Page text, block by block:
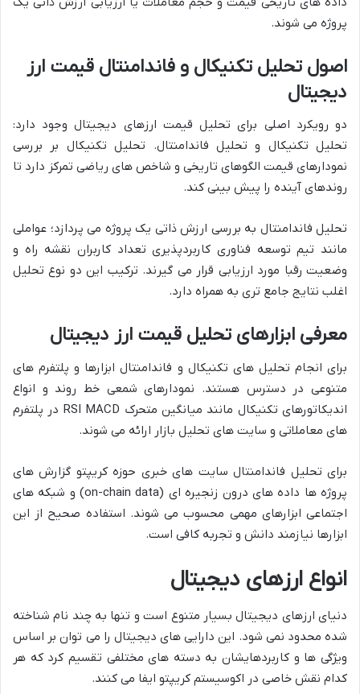
پروژه می شوند.
اصول تحلیل تکنیکال و فاندامنتال قیمت ارز
دیجیتال
دو رویکرد اصلی برای تحلیل قیمت ارزهای دیجیتال وجود دارد:
تحلیل تکنیکال و تحلیل فاندامنتال. تحلیل تکنیکال بر بررسی
نمودارهای قیمت الگوهای تاریخی و شاخص های ریاضی تمرکز دارد تا
روندهای آینده را پیش بینی کند.
تحلیل فاندامنتال به بررسی ارزش ذاتی یک پروژه می پردازد؛ عواملی
مانند تیم توسعه فناوری کاربردپذیری تعداد کاربران نقشه راه و
وضعیت رقبا مورد ارزیابی قرار می گیرند. ترکیب این دو نوع تحلیل
اغلب نتایج جامع تری به همراه دارد.
معرفی ابزارهای تحلیل قیمت ارز دیجیتال
برای انجام تحلیل های تکنیکال و فاندامنتال ابزارها و پلتفرم های
متنوعی در دسترس هستند. نمودارهای شمعی خط روند و انواع
اندیکاتورهای تکنیکال مانند میانگین متحرک RSI MACD در پلتفرم
های معاملاتی و سایت های تحلیل بازار ارائه می شوند.
برای تحلیل فاندامنتال سایت های خبری حوزه کریپتو گزارش های
پروژه ها داده های درون زنجیره ای (on-chain data) و شبکه های
اجتماعی ابزارهای مهمی محسوب می شوند. استفاده صحیح از این
ابزارها نیازمند دانش و تجربه کافی است.
انواع ارزهای دیجیتال
دنیای ارزهای دیجیتال بسیار متنوع است و تنها به چند نام شناخته
شده محدود نمی شود. این دارایی های دیجیتال را می توان بر اساس
ویژگی ها و کاربردهایشان به دسته های مختلفی تقسیم کرد که هر
کدام نقش خاصی در اکوسیستم کریپتو ایفا می کنند.